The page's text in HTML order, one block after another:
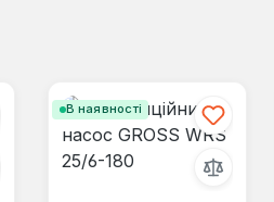
В наявності